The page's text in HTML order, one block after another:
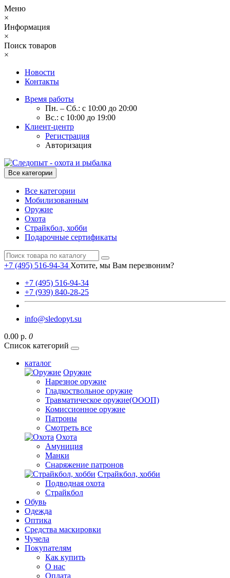
Меню
×
Информация
×
Поиск товаров
×
Новости
Контакты
Время работы
Пн. – Сб.: с 10:00 до 20:00
Вс.: с 10:00 до 19:00
Клиент-центр
Регистрация
Авторизация
Все категории
Все категории
Мобилизованным
Оружие
Охота
Страйкбол, хобби
Подарочные сертификаты
+7 (495) 516-94-34 Хотите, мы Вам перезвоним?
+7 (495) 516-94-34
+7 (939) 840-28-25
info@sledopyt.su
0.00 р. 0
Список категорий
каталог
Оружие
Нарезное оружие
Гладкоствольное оружие
Травматическое оружие(ОООП)
Комиссионное оружие
Патроны
Смотреть все
Охота
Амуниция
Манки
Снаряжение патронов
Страйкбол, хобби
Подводная охота
Страйкбол
Обувь
Одежда
Оптика
Средства маскировки
Чучела
Покупателям
Как купить
О нас
Оплата